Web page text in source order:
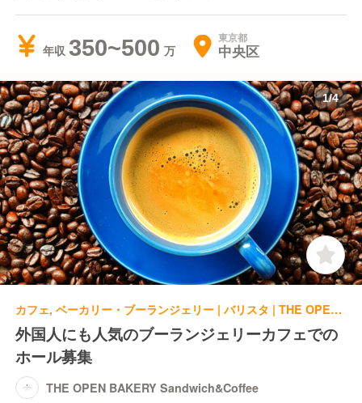
年収 350~500 東京都
中央区
1/4
カフェ, ベーカリー・ブーランジェリー | バリスタ | THE OPEN BAKERY Sandwich&Coffee
外国人にも人気のブーランジェリーカフェでの
ホール募集
THE OPEN BAKERY Sandwich&Coffee